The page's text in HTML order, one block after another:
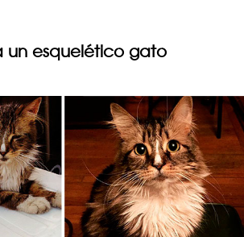
un esquelético gato